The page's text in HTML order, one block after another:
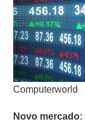
Computerworld
Novo mercado: